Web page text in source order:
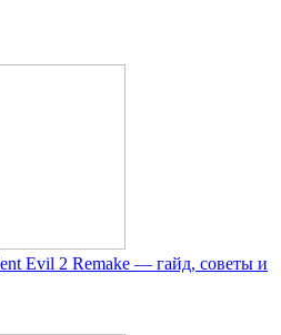
Evil 2 Remake — гайд, советы и